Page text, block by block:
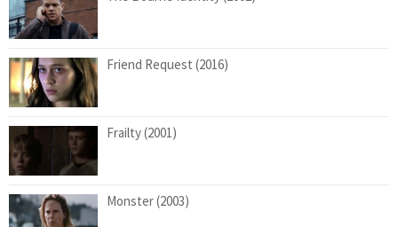
Friend Request (2016)
Frailty (2001)
Monster (2003)